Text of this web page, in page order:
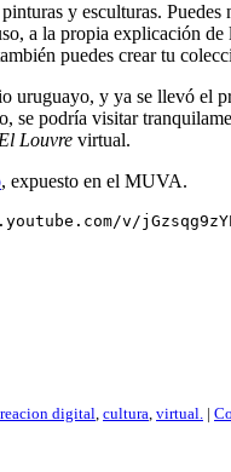
y esculturas.
a la propia explicación
puedes crear tu
uruguayo, y ya se llevó el
se podría visitar
Louvre virtual.
, expuesto en el MUVA.
v/
digital, cultura, virtual. |